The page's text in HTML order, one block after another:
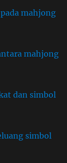
mahjong
mahjong
dan simbol
simbol